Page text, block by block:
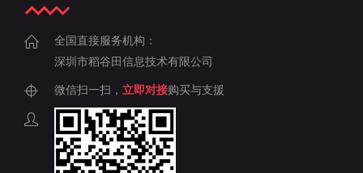
全国直接服务机构：
深圳市稻谷田信息技术有限公司
微信扫一扫， 立即对接购买与支援